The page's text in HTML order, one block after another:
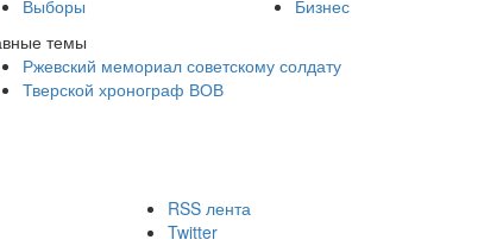
Выборы
Бизнес
темы
Ржевский мемориал советскому солдату
Тверской хронограф ВОВ
RSS лента
Twitter